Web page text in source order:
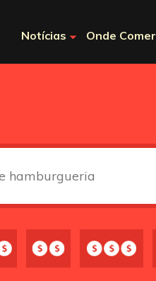
Notícias Onde Comer